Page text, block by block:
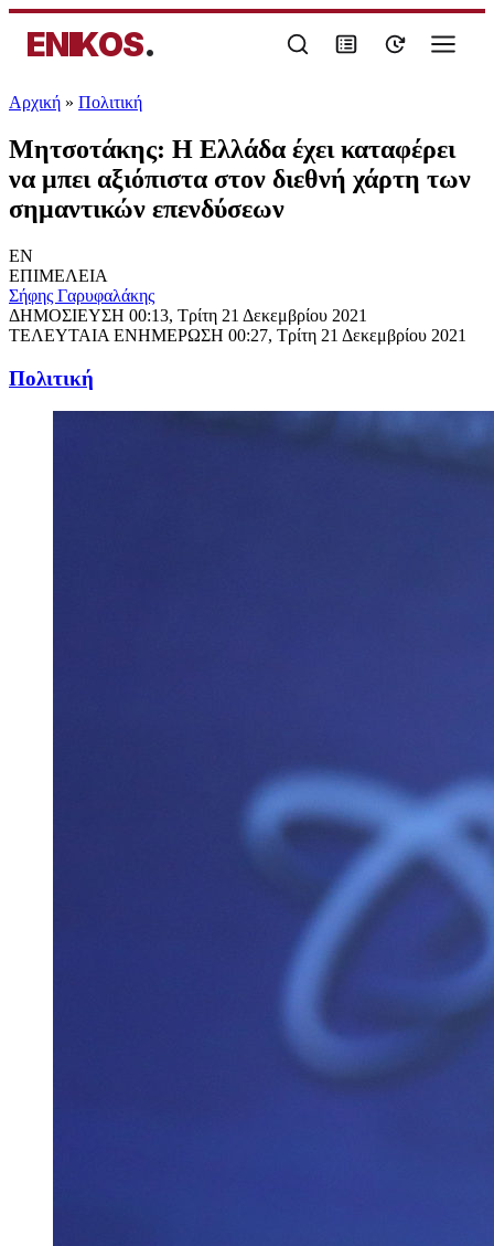
ENIKOS.
Αρχική » Πολιτική
Μητσοτάκης: Η Ελλάδα έχει καταφέρει
να μπει αξιόπιστα στον διεθνή χάρτη των
σημαντικών επενδύσεων
EN
ΕΠΙΜΕΛΕΙΑ
Σήφης Γαρυφαλάκης
ΔΗΜΟΣΙΕΥΣΗ 00:13, Τρίτη 21 Δεκεμβρίου 2021
ΤΕΛΕΥΤΑΙΑ ΕΝΗΜΕΡΩΣΗ 00:27, Τρίτη 21 Δεκεμβρίου 2021
Πολιτική